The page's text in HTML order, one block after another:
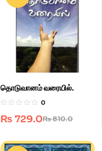
தொடுவானம் வரையில்.
0
₨810.0
₨ 729.0